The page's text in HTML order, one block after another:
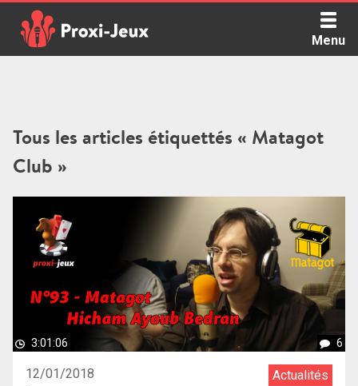
content
Menu
Tous les articles étiquettés « Matagot
Club »
3:01:06 6
12/01/2018 Actualités